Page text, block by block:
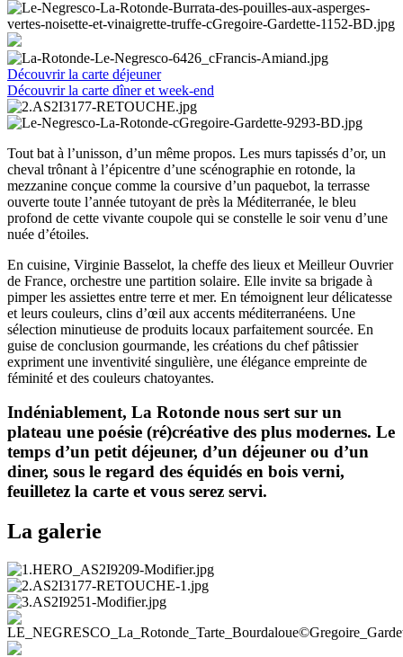
Découvrir la carte déjeuner
Découvrir la carte dîner et week-end
Tout bat à l’unisson, d’un même propos. Les murs tapissés d’or, un
cheval trônant à l’épicentre d’une scénographie en rotonde, la
mezzanine conçue comme la coursive d’un paquebot, la terrasse
ouverte toute l’année tutoyant de près la Méditerranée, le bleu
profond de cette vivante coupole qui se constelle le soir venu d’une
nuée d’étoiles.
En cuisine, Virginie Basselot, la cheffe des lieux et Meilleur Ouvrier
de France, orchestre une partition solaire. Elle invite sa brigade à
pimper les assiettes entre terre et mer. En témoignent leur délicatesse
et leurs couleurs, clins d’œil aux accents méditerranéens. Une
sélection minutieuse de produits locaux parfaitement sourcée. En
guise de conclusion gourmande, les créations du chef pâtissier
expriment une inventivité singulière, une élégance empreinte de
féminité et des couleurs chatoyantes.
Indéniablement, La Rotonde nous sert sur un
plateau une poésie (ré)créative des plus modernes. Le
temps d’un petit déjeuner, d’un déjeuner ou d’un
diner, sous le regard des équidés en bois verni,
feuilletez la carte et vous serez servi.
La galerie